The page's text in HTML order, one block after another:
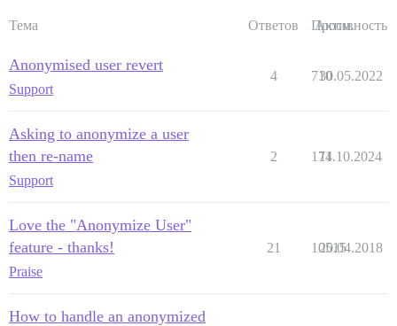
Тема Ответов Просм.
Активность
Anonymised user revert
Support
4 710
30.05.2022
Asking to anonymize a user
then re-name
Support
2 174
11.10.2024
Love the "Anonymize User"
feature - thanks!
Praise
21 10515
20.04.2018
How to handle an anonymized